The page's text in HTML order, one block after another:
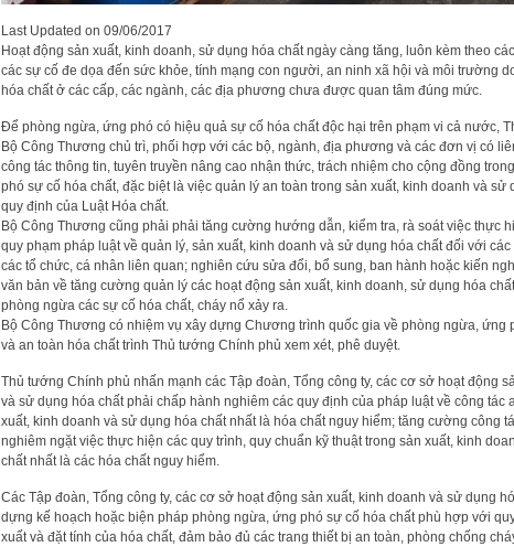
Last Updated on 09/06/2017
Hoạt động sản xuất, kinh doanh, sử dụng hóa chất ngày càng tăng, luôn kèm theo
các sự cố đe dọa đến sức khỏe, tính mạng con người, an ninh xã hội và môi trường
hóa chất ở các cấp, các ngành, các địa phương chưa được quan tâm đúng mức.
Để phòng ngừa, ứng phó có hiệu quả sự cố hóa chất độc hại trên phạm vi cả nước,
Bộ Công Thương chủ trì, phối hợp với các bộ, ngành, địa phương và các đơn vị có
công tác thông tin, tuyên truyền nâng cao nhận thức, trách nhiệm cho cộng đồng
phó sự cố hóa chất, đặc biệt là việc quản lý an toàn trong sản xuất, kinh doanh và sử
quy định của Luật Hóa chất.
Bộ Công Thương cũng phải phải tăng cường hướng dẫn, kiểm tra, rà soát việc thực
quy phạm pháp luật về quản lý, sản xuất, kinh doanh và sử dụng hóa chất đối với
các tổ chức, cá nhân liên quan; nghiên cứu sửa đổi, bổ sung, ban hành hoặc kiến
văn bản về tăng cường quản lý các hoạt động sản xuất, kinh doanh, sử dụng hóa
phòng ngừa các sự cố hóa chất, cháy nổ xảy ra.
Bộ Công Thương có nhiệm vụ xây dựng Chương trình quốc gia về phòng ngừa, ứng
và an toàn hóa chất trình Thủ tướng Chính phủ xem xét, phê duyệt.
Thủ tướng Chính phủ nhấn mạnh các Tập đoàn, Tổng công ty, các cơ sở hoạt động
và sử dụng hóa chất phải chấp hành nghiêm các quy định của pháp luật về công tác
xuất, kinh doanh và sử dụng hóa chất nhất là hóa chất nguy hiểm; tăng cường công
nghiêm ngặt việc thực hiện các quy trình, quy chuẩn kỹ thuật trong sản xuất, kinh
chất nhất là các hóa chất nguy hiểm.
Các Tập đoàn, Tổng công ty, các cơ sở hoạt động sản xuất, kinh doanh và sử dụng
dựng kế hoạch hoặc biện pháp phòng ngừa, ứng phó sự cố hóa chất phù hợp với
xuất và đặt tính của hóa chất, đảm bảo đủ các trang thiết bị an toàn, phòng chống